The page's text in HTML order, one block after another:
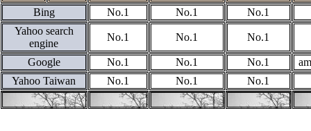
Bing No.1 No.1
No.1
Yahoo search
engine
No.1 No.1 No.1
Google No.1 No.1 No.1
Yahoo Taiwan
No.1 No.1 No.1